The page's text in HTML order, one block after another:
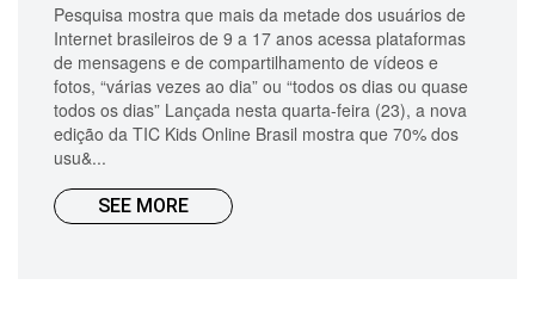
Pesquisa mostra que mais da metade dos usuários de
Internet brasileiros de 9 a 17 anos acessa plataformas
de mensagens e de compartilhamento de vídeos e
fotos, “várias vezes ao dia” ou “todos os dias ou quase
todos os dias” Lançada nesta quarta-feira (23), a nova
edição da TIC Kids Online Brasil mostra que 70% dos
usu&...
SEE MORE